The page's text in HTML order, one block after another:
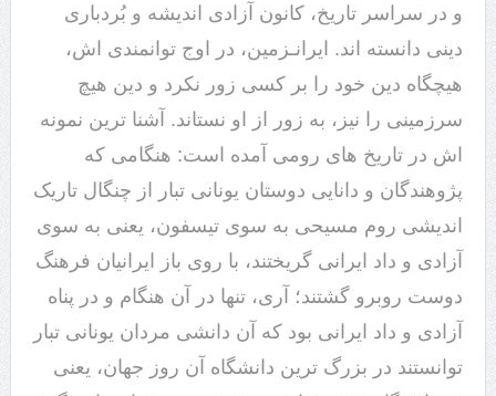
و در سراسر تاریخ، کانون آزادی اندیشه و بُردباری
دینی دانسته اند. ایرانـزمین، در اوج توانمندی اش،
هیچگاه دین خود را بر کسی زور نکرد و دین هیچ
سرزمینی را نیز، به زور از او نستاند. آشنا ترین نمونه
اش در تاریخ های رومی آمده است: هنگامی که
پژوهندگان و دانایی دوستان یونانی تبار از چنگال تاریک
اندیشی روم مسیحی به سوی تیسفون، یعنی به سوی
آزادی و داد ایرانی گریختند، با روی باز ایرانیان فرهنگ
دوست روبرو گشتند؛ آری، تنها در آن هنگام و در پناه
آزادی و داد ایرانی بود که آن دانشی مردان یونانی تبار
توانستند در بزرگ ترین دانشگاه آن روز جهان، یعنی